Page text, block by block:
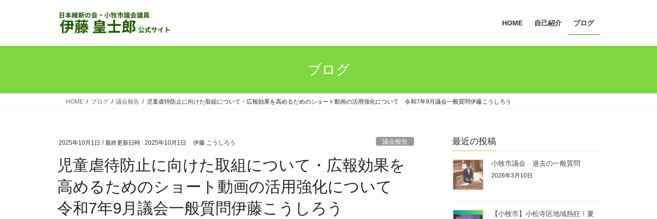
HOME 自己紹介 ブログ
ブログ
HOME ブログ 議会報告 児童虐待防止に向けた取組について・広報効果を高めるためのショート動画の活用強化について 令和7年9月議会一般質問伊藤こうしろう
2025年10月1日 / 最終更新日時 : 2025年10月1日 伊藤 こうしろう 議会報告
児童虐待防止に向けた取組について・広報効果を
高めるためのショート動画の活用強化について
令和7年9月議会一般質問伊藤こうしろう
最近の投稿
小牧市議会 過去の一般質問
2026年3月10日
【小牧市】小松寺区地域熱狂！夏